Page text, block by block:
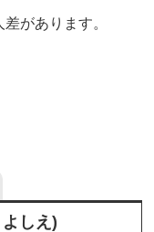
があります。
しえ)